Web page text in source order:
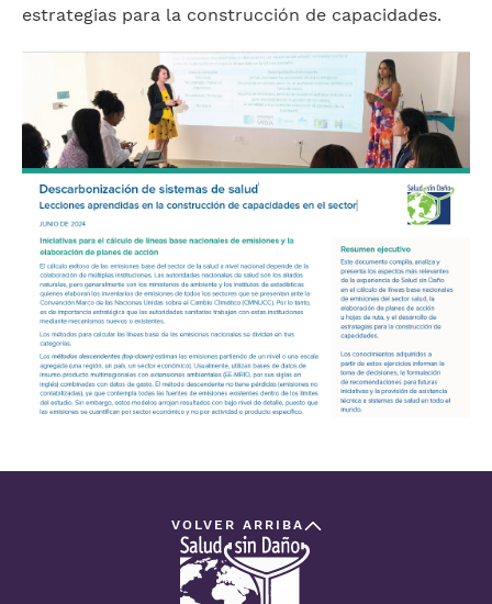
estrategias para la construcción de capacidades.
VOLVER ARRIBA